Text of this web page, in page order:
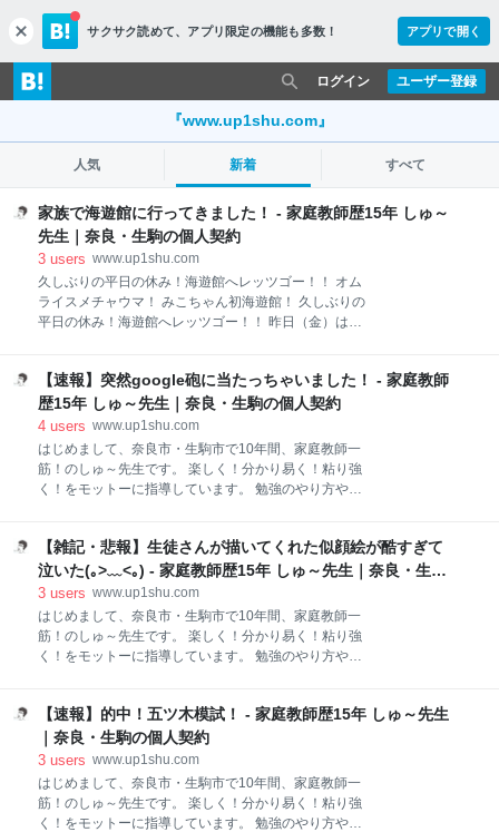
c
l
o
s
サクサク読めて、 アプリ限定の機能も多数！ アプリで開く
ユーザー登録
ログイン
『www.up1shu.com』
人気 新着 すべて
家族で海遊館に行ってきました！ - 家庭教師歴15年 しゅ～
先生｜奈良・生駒の個人契約
3 users www.up1shu.com
久しぶりの平日の休み！海遊館へレッツゴー！！ オム
ライスメチャウマ！ みこちゃん初海遊館！ 久しぶりの
平日の休み！海遊館へレッツゴー！！ 昨日（金）は期
ころでしたが（笑）嫁の嫁の提案で海遊館に行くこと
になりました。生駒駅から地下鉄直通で片道37分。生
駒って便利です！ www.kaiyukan.com オムライスメチ
ャウマ！ 着いたら先に腹ごしらえ（笑）海遊館の中に
ある、 なにわ食いしんぼ横丁の北極星に行ってきまし
た。オムライス屋さんです。 tabelog.com 僕はビーフ
今まで食べたカツの中で一番美味しかったです！ 嫁と
娘はハンバーグセットの大盛りでした。オムライスの
ご飯はチキンライスかきのこラ
【速報】突然google砲に当たっちゃいました！ - 家庭教師
歴15年 しゅ～先生｜奈良・生駒の個人契約
4 users www.up1shu.com
はじめまして、奈良市・生駒市で10年間、家庭教師一
筋！のしゅ～先生です。 楽しく！分かり易く！粘り強
く！をモットーに指導しています。 勉強のやり方や、
google砲とは？確認方法は？ 感想：こんな事もあるん
やなぁ・・・ アクセス解析がバグった？ 朝なにげにア
クセス解析をすると、上のようにグラフが一本突き抜
けていました！なんだコレ？一ヶ月分のアクセスじゃ
あないか。なにせ昨日までこんな感じ↓↓の平常運転で
したからね(｡>﹏<｡) はてなブログのバグだろうと思っ
当たったんじゃないか？調べてみました！ google砲と
は？確認方法は？ Google砲についての知識はまった
くなかったのでサイトを引用 G
【雑記・悲報】生徒さんが描いてくれた似顔絵が酷すぎて
泣いた(｡>﹏<｡) - 家庭教師歴15年 しゅ～先生｜奈良・生駒
の個人契約
3 users www.up1shu.com
はじめまして、奈良市・生駒市で10年間、家庭教師一
筋！のしゅ～先生です。 楽しく！分かり易く！粘り強
く！をモットーに指導しています。 勉強のやり方や、
す・・・今回は授業中に生徒さんが勝手に描いた、僕
の似顔絵があまりにも酷すぎて記事にしました。 まず
は嫁のイラストから 続いて生徒さんのイラスト どうし
てこんなに事になってしまったのか？ まずは嫁のイラ
ストから うーん素晴らしい！僕にそっくりです（笑）
かなり優しそうに描いてくれています！はじめて指導
【速報】的中！五ツ木模試！ - 家庭教師歴15年 しゅ～先生
｜奈良・生駒の個人契約
3 users www.up1shu.com
はじめまして、奈良市・生駒市で10年間、家庭教師一
筋！のしゅ～先生です。 楽しく！分かり易く！粘り強
く！をモットーに指導しています。 勉強のやり方や、